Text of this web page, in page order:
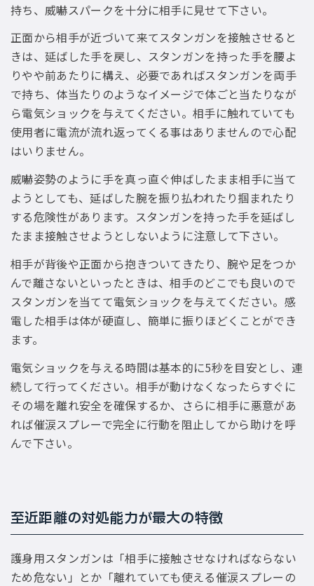
持ち、威嚇スパークを十分に相手に見せて下さい。
正面から相手が近づいて来てスタンガンを接触させると
きは、延ばした手を戻し、スタンガンを持った手を腰よ
りやや前あたりに構え、必要であればスタンガンを両手
で持ち、体当たりのようなイメージで体ごと当たりなが
ら電気ショックを与えてください。相手に触れていても
使用者に電流が流れ返ってくる事はありませんので心配
はいりません。
威嚇姿勢のように手を真っ直ぐ伸ばしたまま相手に当て
ようとしても、延ばした腕を振り払われたり掴まれたり
する危険性があります。スタンガンを持った手を延ばし
たまま接触させようとしないように注意して下さい。
相手が背後や正面から抱きついてきたり、腕や足をつか
んで離さないといったときは、相手のどこでも良いので
スタンガンを当てて電気ショックを与えてください。感
電した相手は体が硬直し、簡単に振りほどくことができ
ます。
電気ショックを与える時間は基本的に5秒を目安とし、連
続して行ってください。相手が動けなくなったらすぐに
その場を離れ安全を確保するか、さらに相手に悪意があ
れば催涙スプレーで完全に行動を阻止してから助けを呼
んで下さい。
至近距離の対処能力が最大の特徴
護身用スタンガンは「相手に接触させなければならない
ため危ない」とか「離れていても使える催涙スプレーの